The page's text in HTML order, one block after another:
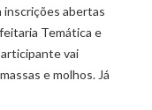
inscrições abertas
Temática e
vai
e molhos. Já